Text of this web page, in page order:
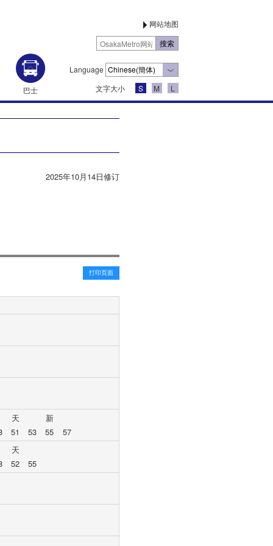
巴士
网站地图
Language
文字大小
S M L
2025年10月14日修订
天
51
53
新
55
57
天
52
55